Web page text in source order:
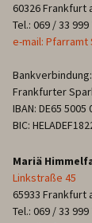
60326 Frankfurt
Tel.: 069 / 33 999
e-mail: Pfarramt
Bankverbindung:
Frankfurter
IBAN: DE65
BIC:
Mariä
Linkstraße 45
65933 Frankfurt
Tel.: 069 / 33 999